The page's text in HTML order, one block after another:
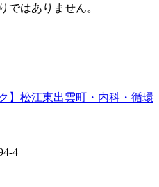
はありません。
4